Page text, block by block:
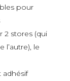
pour
2 stores (qui
l’autre), le
adhésif